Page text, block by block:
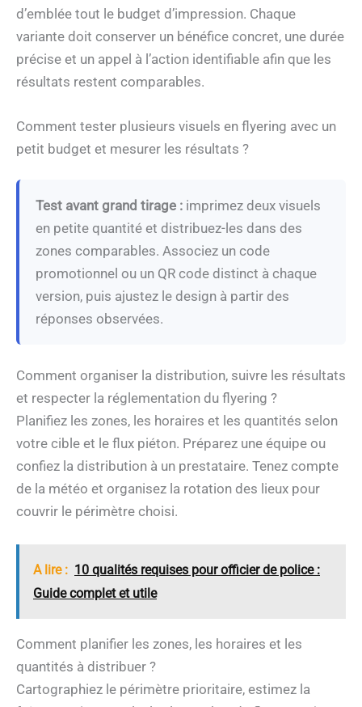
d’emblée tout le budget d’impression. Chaque
variante doit conserver un bénéfice concret, une durée
précise et un appel à l’action identifiable afin que les
résultats restent comparables.
Comment tester plusieurs visuels en flyering avec un
petit budget et mesurer les résultats ?
Test avant grand tirage : imprimez deux visuels
en petite quantité et distribuez-les dans des
zones comparables. Associez un code
promotionnel ou un QR code distinct à chaque
version, puis ajustez le design à partir des
réponses observées.
Comment organiser la distribution, suivre les résultats
et respecter la réglementation du flyering ?
Planifiez les zones, les horaires et les quantités selon
votre cible et le flux piéton. Préparez une équipe ou
confiez la distribution à un prestataire. Tenez compte
de la météo et organisez la rotation des lieux pour
couvrir le périmètre choisi.
A lire : 10 qualités requises pour officier de police :
Guide complet et utile
Comment planifier les zones, les horaires et les
quantités à distribuer ?
Cartographiez le périmètre prioritaire, estimez la